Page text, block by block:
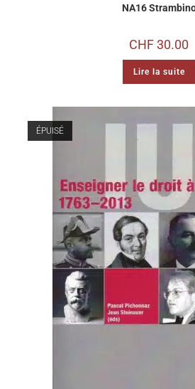
NA16
CHF30.00
Lire la suite
ÉPUISÉ